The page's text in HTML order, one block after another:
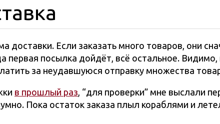
доставки. Если заказать много товаров, они
первая посылка дойдёт, всё остальное.
за неудавшуюся отправку множества
в прошлый раз, “для проверки” мне выслали
Пока остаток заказа плыл кораблями и